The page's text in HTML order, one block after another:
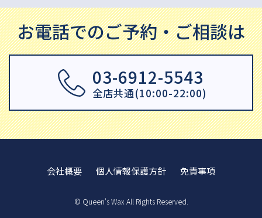
お電話でのご予約・ご相談は
03-6912-5543
全店共通(10:00-22:00)
会社概要 個人情報保護方針 免責事項
© Queen's Wax All Rights Reserved.